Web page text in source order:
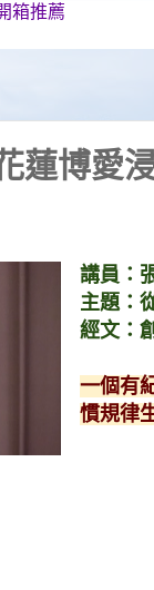
箱推薦
蓮博愛
講員：
主題：
經文：
一個有
慣規律